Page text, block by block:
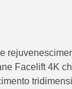
Facelift 4K